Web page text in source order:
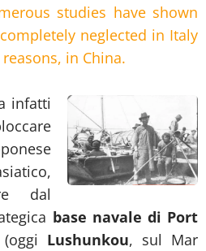
studies have shown
neglected in Italy
in China.
infatti
dal
base navale di Port
Lushunkou, sul Mar